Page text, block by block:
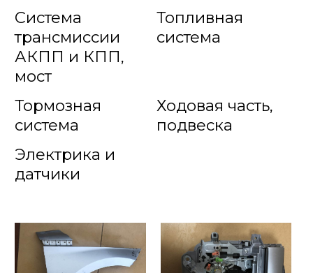
Система
трансмиссии
АКПП и КПП,
мост
Топливная
система
Тормозная
система
Ходовая часть,
подвеска
Электрика и
датчики